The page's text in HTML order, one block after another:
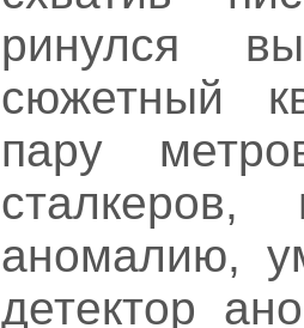
ринулся
сюжетный
пару
аномалию,
детектор